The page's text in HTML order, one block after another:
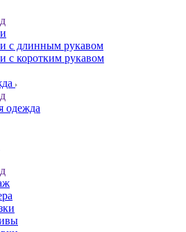
с длинным рукавом
с коротким рукавом
одежда